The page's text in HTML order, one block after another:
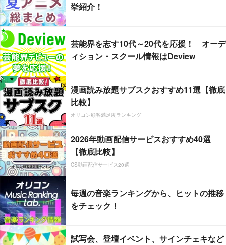
挙紹介！
芸能界を志す10代～20代を応援！ オーデ
ィション・スクール情報はDeview
漫画読み放題サブスクおすすめ11選【徹底
比較】
オリコン顧客満足度ランキング
2026年動画配信サービスおすすめ40選
【徹底比較】
CS動画配信サービス20選
毎週の音楽ランキングから、ヒットの推移
をチェック！
試写会、登壇イベント、サインチェキなど